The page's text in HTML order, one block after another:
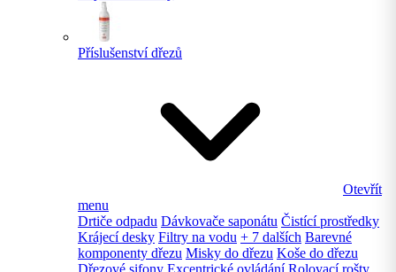
Příslušenství dřezů
Otevřít
menu
Drtiče odpadu Dávkovače saponátu Čistící prostředky
Krájecí desky Filtry na vodu + 7 dalších Barevné
komponenty dřezu Misky do dřezu Koše do dřezu
Dřezové sifony Excentrické ovládání Rolovací rošty